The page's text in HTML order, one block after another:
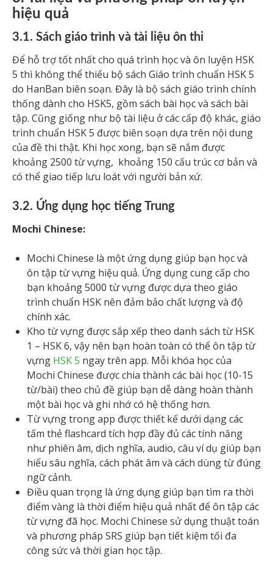
hiệu quả
3.1. Sách giáo trình và tài liệu ôn thi
Để hỗ trợ tốt nhất cho quá trình học và ôn luyện HSK
5 thì không thể thiếu bộ sách Giáo trình chuẩn HSK 5
do HanBan biên soạn. Đây là bộ sách giáo trình chính
thống dành cho HSK5, gồm sách bài học và sách bài
tập. Cũng giống như bộ tài liệu ở các cấp độ khác, giáo
trình chuẩn HSK 5 được biên soạn dựa trên nội dung
của đề thi thật. Khi học xong, bạn sẽ nắm được
khoảng 2500 từ vựng, khoảng 150 cấu trúc cơ bản và
có thể giao tiếp lưu loát với người bản xứ.
3.2. Ứng dụng học tiếng Trung
Mochi Chinese:
Mochi Chinese là một ứng dụng giúp bạn học và
ôn tập từ vựng hiệu quả. Ứng dụng cung cấp cho
bạn khoảng 5000 từ vựng được dựa theo giáo
trình chuẩn HSK nên đảm bảo chất lượng và độ
chính xác.
Kho từ vựng được sắp xếp theo danh sách từ HSK
1 – HSK 6, vậy nên bạn hoàn toàn có thể ôn tập từ
vựng HSK 5 ngay trên app. Mỗi khóa học của
Mochi Chinese được chia thành các bài học (10-15
từ/bài) theo chủ đề giúp bạn dễ dàng hoàn thành
một bài học và ghi nhớ có hệ thống hơn.
Từ vựng trong app được thiết kế dưới dạng các
tấm thẻ flashcard tích hợp đầy đủ các tính năng
như phiên âm, dịch nghĩa, audio, câu ví dụ giúp bạn
hiểu sâu nghĩa, cách phát âm và cách dùng từ đúng
ngữ cảnh.
Điều quan trọng là ứng dụng giúp bạn tìm ra thời
điểm vàng là thời điểm hiệu quả nhất để ôn tập các
từ vựng đã học. Mochi Chinese sử dụng thuật toán
và phương pháp SRS giúp bạn tiết kiệm tối đa
công sức và thời gian học tập.